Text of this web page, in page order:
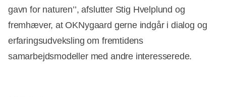
gavn for naturen’’, afslutter Stig Hvelplund og
fremhæver, at OKNygaard gerne indgår i dialog og
erfaringsudveksling om fremtidens
samarbejdsmodeller med andre interesserede.